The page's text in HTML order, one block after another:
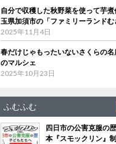
自分で収穫した秋野菜を使って芋
玉県加須市の「ファミリーランドむ
2025年11月4日
春だけじゃもったいないさくらの
のマルシェ
2025年10月23日
ふむふむ
四日市の公害克服の
本『スモックリン』